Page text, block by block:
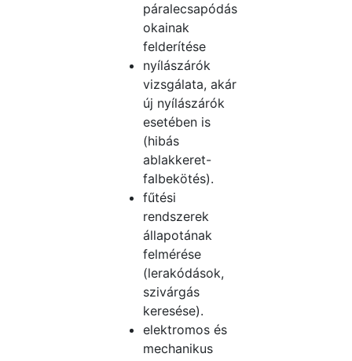
páralecsapódás
okainak
felderítése
nyílászárók
vizsgálata, akár
új nyílászárók
esetében is
(hibás
ablakkeret-
falbekötés).
fűtési
rendszerek
állapotának
felmérése
(lerakódások,
szivárgás
keresése).
elektromos és
mechanikus